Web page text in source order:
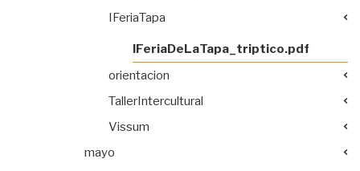
IFeriaTapa
IFeriaDeLaTapa_triptico.pdf
orientacion
TallerIntercultural
Vissum
mayo